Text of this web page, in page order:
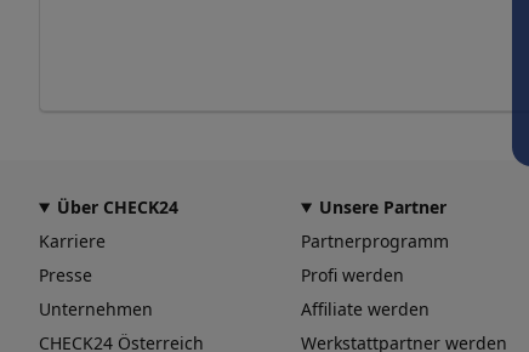
Über CHECK24
Karriere
Presse
Unternehmen
CHECK24 Österreich
Unsere Partner
Partnerprogramm
Profi werden
Affiliate werden
Werkstattpartner werden